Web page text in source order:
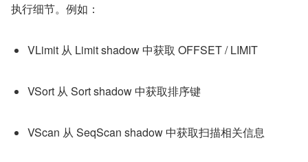
执行细节。例如：
VLimit 从 Limit shadow 中获取 OFFSET / LIMIT
VSort 从 Sort shadow 中获取排序键
VScan 从 SeqScan shadow 中获取扫描相关信息